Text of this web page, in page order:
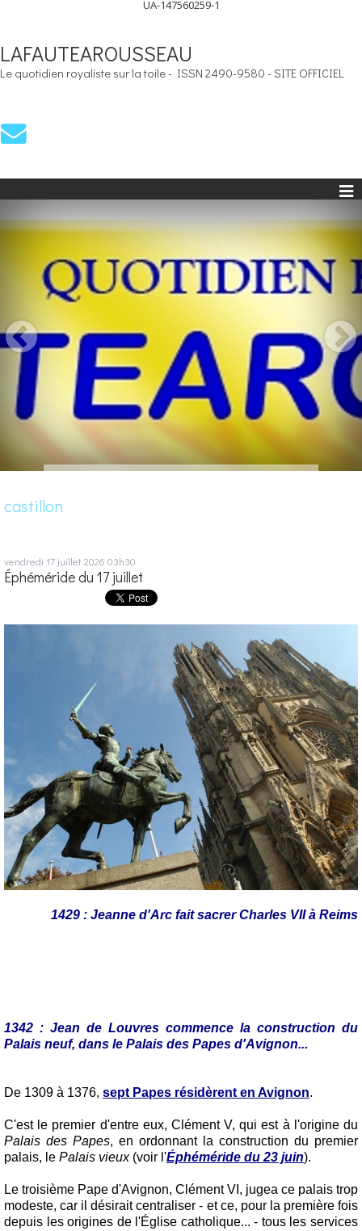
UA-147560259-1
LAFAUTEAROUSSEAU
Le quotidien royaliste sur la toile - ISSN 2490-9580 - SITE OFFICIEL
castillon
vendredi 17 juillet 2026 03h30
Éphéméride du 17 juillet
1429 : Jeanne d'Arc fait sacrer Charles VII à Reims
1342 : Jean de Louvres commence la construction du
Palais neuf, dans le Palais des Papes d'Avignon...
De 1309 à 1376, sept Papes résidèrent en Avignon.
C'est le premier d'entre eux, Clément V, qui est à l'origine du
Palais des Papes, en ordonnant la construction du premier
palais, le Palais vieux(voir l'Éphéméride du 23 juin).
Le troisième Pape d'Avignon, Clément VI, jugea ce palais trop
modeste, car il désirait centraliser - et ce, pour la première fois
depuis les origines de l'Église catholique... - tous les services